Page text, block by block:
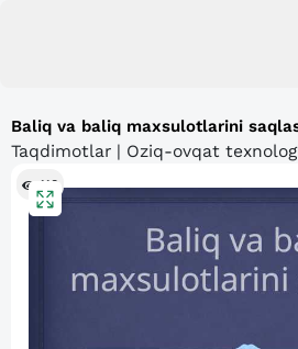
Baliq va baliq maxsulotlarini
Taqdimotlar | Oziq-ovqat
118